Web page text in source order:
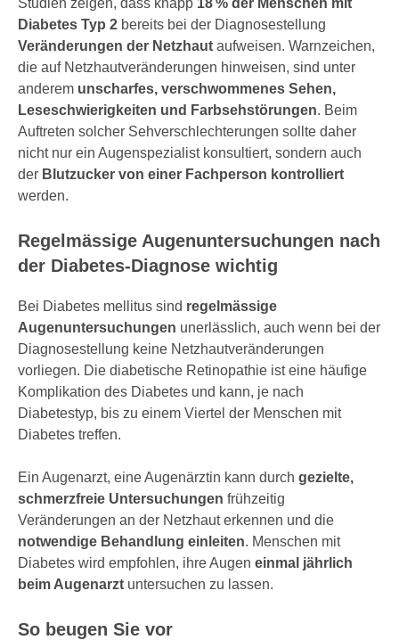
Studien zeigen, dass knapp 18 % der Menschen mit
Diabetes Typ 2 bereits bei der Diagnosestellung
Veränderungen der Netzhaut aufweisen. Warnzeichen,
die auf Netzhautveränderungen hinweisen, sind unter
anderem unscharfes, verschwommenes Sehen,
Leseschwierigkeiten und Farbsehstörungen. Beim
Auftreten solcher Sehverschlechterungen sollte daher
nicht nur ein Augenspezialist konsultiert, sondern auch
der Blutzucker von einer Fachperson kontrolliert
werden.
Regelmässige Augenuntersuchungen nach
der Diabetes-Diagnose wichtig
Bei Diabetes mellitus sind regelmässige
Augenuntersuchungen unerlässlich, auch wenn bei der
Diagnosestellung keine Netzhautveränderungen
vorliegen. Die diabetische Retinopathie ist eine häufige
Komplikation des Diabetes und kann, je nach
Diabetestyp, bis zu einem Viertel der Menschen mit
Diabetes treffen.
Ein Augenarzt, eine Augenärztin kann durch gezielte,
schmerzfreie Untersuchungen frühzeitig
Veränderungen an der Netzhaut erkennen und die
notwendige Behandlung einleiten. Menschen mit
Diabetes wird empfohlen, ihre Augen einmal jährlich
beim Augenarzt untersuchen zu lassen.
So beugen Sie vor